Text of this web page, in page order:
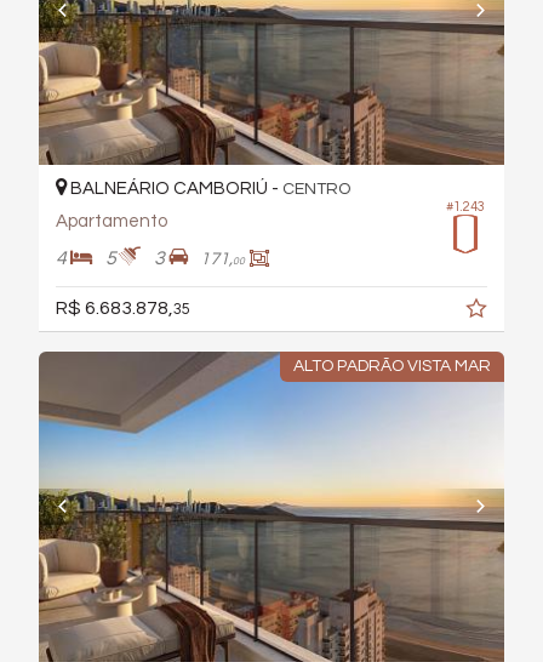
#1.243
BALNEÁRIO CAMBORIÚ - CENTRO
Apartamento
4 5 3 171,00
R$ 6.683.878, 35
ALTO PADRÃO VISTA MAR